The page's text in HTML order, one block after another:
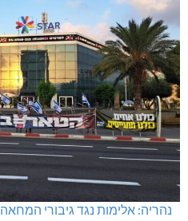
נהריה: אלימות נגד גיבורי המחאה